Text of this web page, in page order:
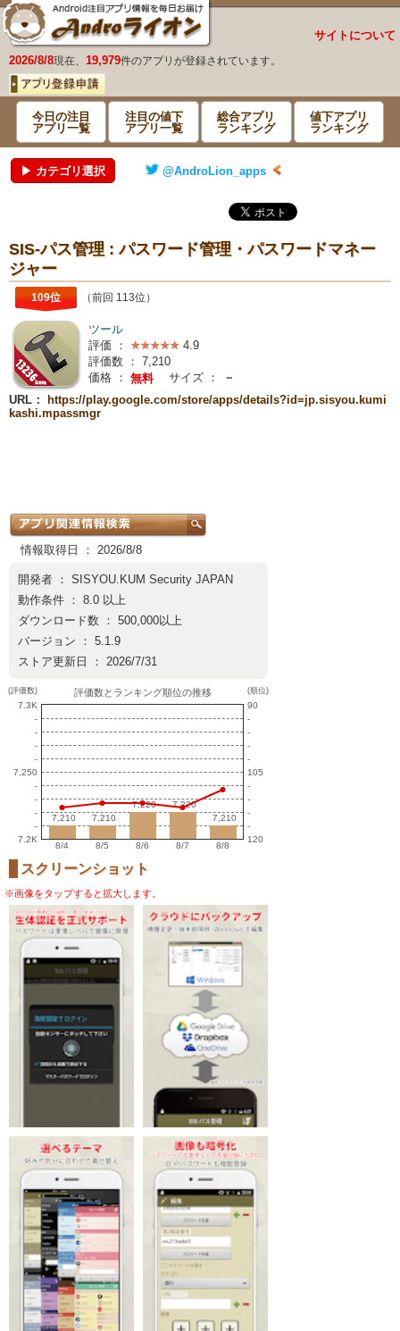
サイトについて
2026/8/8現在、 19,979件のアプリが登録されています。
今日の注目
アプリ一覧
注目の値下
アプリ一覧
総合アプリ
ランキング
値下アプリ
ランキング
▶ カテゴリ選択 @AndroLion_apps
SIS-パス管理 : パスワード管理・パスワードマネー
ジャー
109位 （前回 113位）
ツール
評価 ：
4.9
評価数 ： 7,210
価格 ： 無料 サイズ ：
－
URL：
https://play.google.com/store/apps/details?id=jp.sisyou.kumi
kashi.mpassmgr
情報取得日 ： 2026/8/8
開発者 ： SISYOU.KUM Security JAPAN
動作条件 ： 8.0 以上
ダウンロード数 ： 500,000以上
バージョン ： 5.1.9
ストア更新日 ： 2026/7/31
(評価数)
7.3K
-
-
-
-
7,250
-
-
-
-
7.2K
評価数とランキング順位の推移
7,210
7,210 7,210
7,210
7,220
7,220 7,220
7,220
7,210
7,210
8/4 8/5 8/6 8/7 8/8
(順位)
90
-
-
-
-
105
-
-
-
-
120
スクリーンショット
※画像をタップすると拡大します。